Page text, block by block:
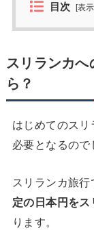
目次 [表示
スリランカへ
ら？
はじめてのス
必要となるので
スリランカ旅行
定の日本円をス
ります。